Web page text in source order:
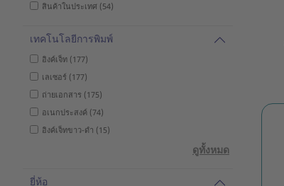
สินค้าในประเทศ (54)
เทคโนโลยีการพิมพ์
อิงค์เจ็ท (177)
เลเซอร์ (177)
ถ่ายเอกสาร (175)
อเนกประสงค์ (74)
อิงค์เจ็ทขาว-ดำ (15)
ดูทั้งหมด
ยี่ห้อ